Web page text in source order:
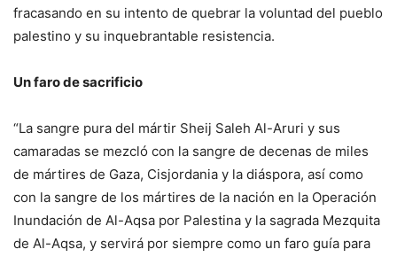
fracasando en su intento de quebrar la voluntad del pueblo
palestino y su inquebrantable resistencia.
Un faro de sacrificio
“La sangre pura del mártir Sheij Saleh Al-Aruri y sus
camaradas se mezcló con la sangre de decenas de miles
de mártires de Gaza, Cisjordania y la diáspora, así como
con la sangre de los mártires de la nación en la Operación
Inundación de Al-Aqsa por Palestina y la sagrada Mezquita
de Al-Aqsa, y servirá por siempre como un faro guía para